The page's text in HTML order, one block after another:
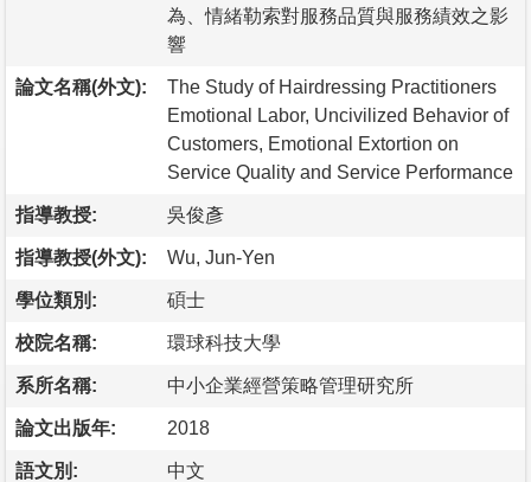
為、情緒勒索對服務品質與服務績效之影
響
論文名稱(外文):
The Study of Hairdressing Practitioners
Emotional Labor, Uncivilized Behavior of
Customers, Emotional Extortion on
Service Quality and Service Performance
指導教授: 吳俊彥
指導教授(外文): Wu, Jun-Yen
學位類別: 碩士
校院名稱: 環球科技大學
系所名稱: 中小企業經營策略管理研究所
論文出版年: 2018
語文別: 中文